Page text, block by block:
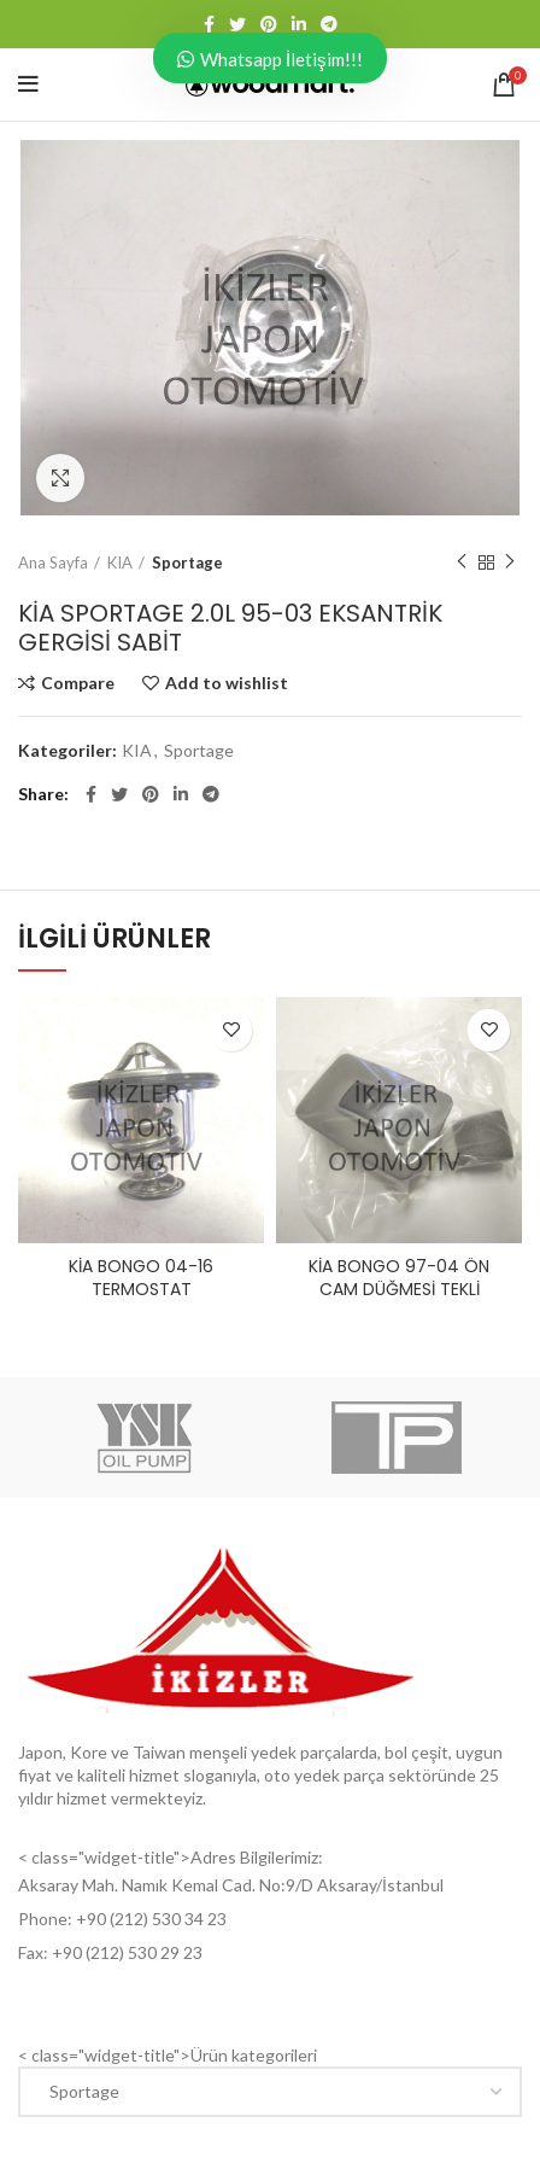
0
Ana Sayfa KIA Sportage
KİA SPORTAGE 2.0L 95-03 EKSANTRİK
GERGİSİ SABİT
Compare Add to wishlist
Kategoriler: KIA, Sportage
Share
İLGILI ÜRÜNLER
KİA BONGO 04-16
TERMOSTAT
KİA BONGO 97-04 ÖN
CAM DÜĞMESİ TEKLİ
Japon, Kore ve Taiwan menşeli yedek parçalarda, bol çeşit, uygun
fiyat ve kaliteli hizmet sloganıyla, oto yedek parça sektöründe 25
yıldır hizmet vermekteyiz.
< class="widget-title">Adres Bilgilerimiz:
Aksaray Mah. Namık Kemal Cad. No:9/D Aksaray/İstanbul
Phone: +90 (212) 530 34 23
Fax: +90 (212) 530 29 23
< class="widget-title">Ürün kategorileri
Whatsapp İletişim!!!